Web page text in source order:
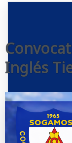
Inglés